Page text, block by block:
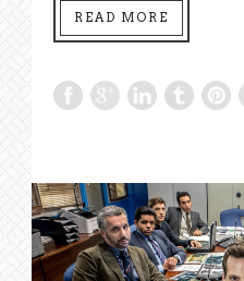
READ MORE